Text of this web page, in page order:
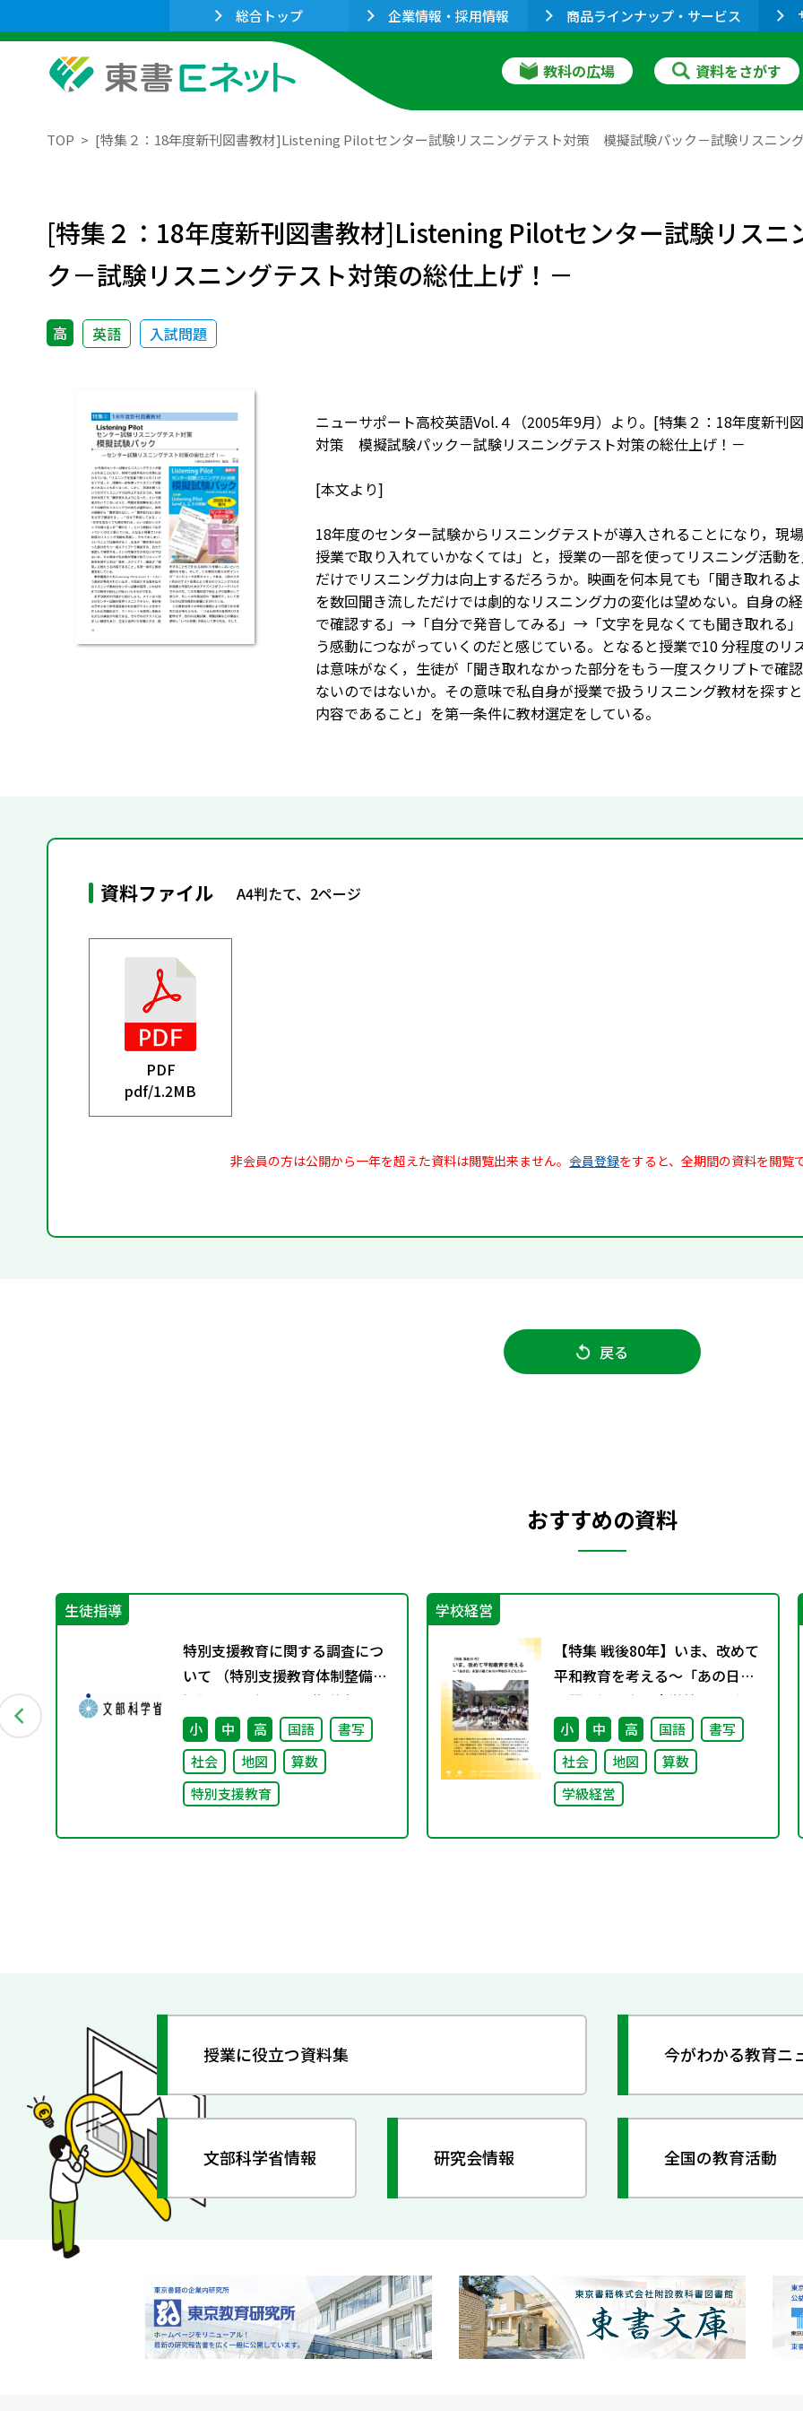
総合トップ 企業情報・採用情報 商品ラインナップ・サービス
教科の広場 資料をさがす
TOP [特集２：18年度新刊図書教材]Listening Pilotセンター試験リスニングテスト対策 模擬試験パック－試験リスニン
[特集２：18年度新刊図書教材]Listening Pilotセンター試験リス
ク－試験リスニングテスト対策の総仕上げ！－
高 英語 入試問題
ニューサポート高校英語Vol.４（2005年9月）より。[特集２：18年度新
対策 模擬試験パック－試験リスニングテスト対策の総仕上げ！－
[本文より]
18年度のセンター試験からリスニングテストが導入されることになり，現
授業で取り入れていかなくては」と，授業の一部を使ってリスニング活動
だけでリスニング力は向上するだろうか。映画を何本見ても「聞き取れる
を数回聞き流しただけでは劇的なリスニング力の変化は望めない。自身
で確認する」→「自分で発音してみる」→「文字を見なくても聞き取れる
う感動につながっていくのだと感じている。となると授業で10 分程度の
は意味がなく，生徒が「聞き取れなかった部分をもう一度スクリプトで確
ないのではないか。その意味で私自身が授業で扱うリスニング教材を探す
内容であること」を第一条件に教材選定をしている。
資料ファイル A4判たて、2ページ
PDF
pdf/1.2MB
非会員の方は公開から一年を超えた資料は閲覧出来ません。 会員登録をすると、全期間の資料を閲覧
戻る
おすすめの資料
を
由
生徒指導
特別支援教育に関する調査につ
いて （特別支援教育体制整備状
況調査、通級による指導実施状
況調査）
小 中 高 国語
書写
社会
地図
算数
特別支援教育
学校経営
【特集 戦後80年】いま、改めて
平和教育を考える〜「あの日」
を語り継ぐ本川小学校の子ども
たち〜
小 中 高 国語
書写
社会
地図
算数
学級経営
授業に役立つ資料集 今がわかる教育ニ
文部科学省情報 研究会情報 全国の教育活動